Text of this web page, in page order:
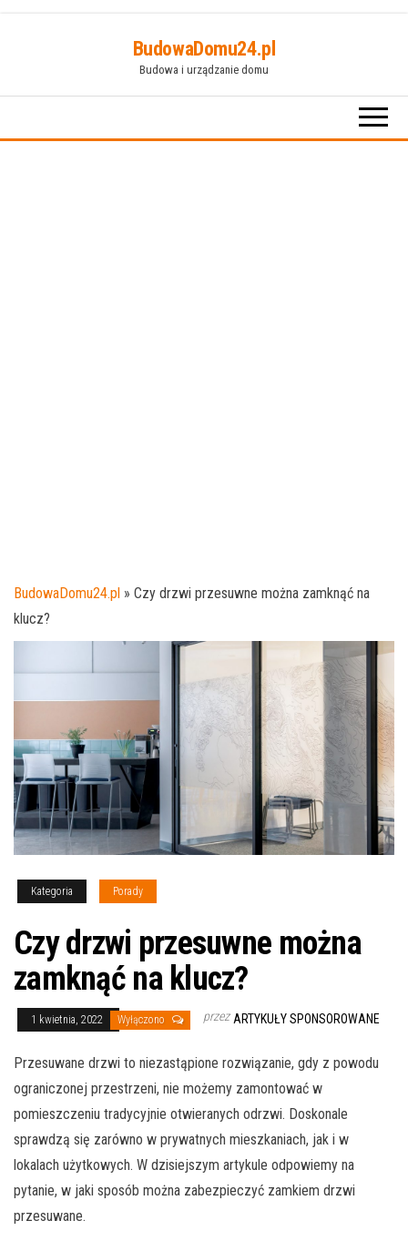
BudowaDomu24.pl
Budowa i urządzanie domu
BudowaDomu24.pl » Czy drzwi przesuwne można zamknąć na
klucz?
Kategoria Porady
Czy drzwi przesuwne można
zamknąć na klucz?
1 kwietnia, 2022 Wyłączono przez ARTYKUŁY SPONSOROWANE
Przesuwane drzwi to niezastąpione rozwiązanie, gdy z powodu
ograniczonej przestrzeni, nie możemy zamontować w
pomieszczeniu tradycyjnie otwieranych odrzwi. Doskonale
sprawdzą się zarówno w prywatnych mieszkaniach, jak i w
lokalach użytkowych. W dzisiejszym artykule odpowiemy na
pytanie, w jaki sposób można zabezpieczyć zamkiem drzwi
przesuwane.